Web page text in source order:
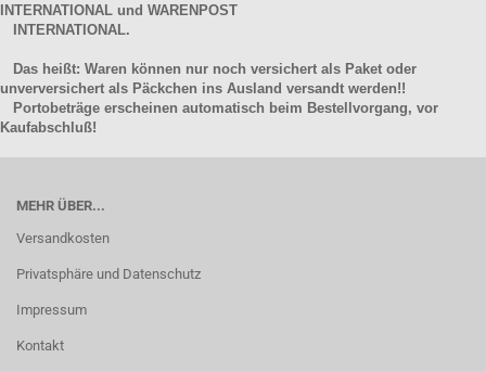
INTERNATIONAL und WARENPOST
INTERNATIONAL.
Das heißt: Waren können nur noch versichert als Paket oder
unverversichert als Päckchen ins Ausland versandt werden!!
Portobeträge erscheinen automatisch beim Bestellvorgang, vor
Kaufabschluß!
MEHR ÜBER...
Versandkosten
Privatsphäre und Datenschutz
Impressum
Kontakt